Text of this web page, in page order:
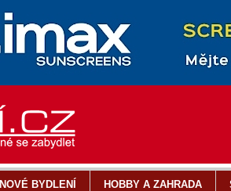
NOVÉ BYDLENÍ HOBBY A ZAHRADA